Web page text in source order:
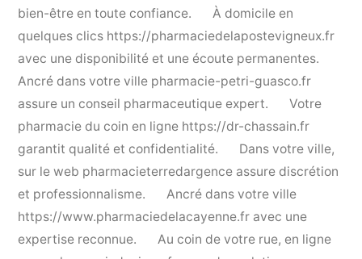
bien-être en toute confiance.
À domicile en
quelques clics https://pharmaciedelapostevigneux.fr
avec une disponibilité et une écoute permanentes.
Ancré dans votre ville pharmacie-petri-guasco.fr
assure un conseil pharmaceutique expert.
Votre
pharmacie du coin en ligne https://dr-chassain.fr
garantit qualité et confidentialité.
Dans votre ville,
sur le web pharmacieterredargence assure discrétion
et professionnalisme.
Ancré dans votre ville
https://www.pharmaciedelacayenne.fr avec une
expertise reconnue.
Au coin de votre rue, en ligne